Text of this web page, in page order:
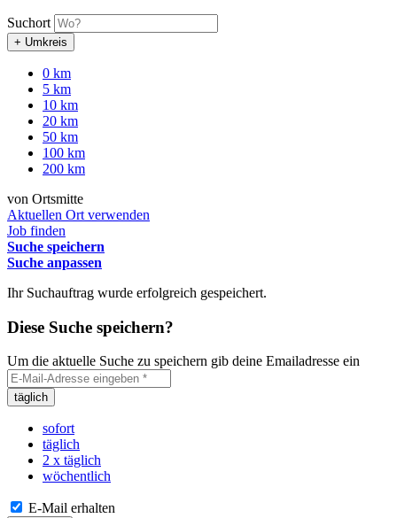
Suchort
+ Umkreis
0 km
5 km
10 km
20 km
50 km
100 km
200 km
von Ortsmitte
Aktuellen Ort verwenden
Job finden
Suche speichern
Suche anpassen
Ihr Suchauftrag wurde erfolgreich gespeichert.
Diese Suche speichern?
Um die aktuelle Suche zu speichern gib deine Emailadresse ein
täglich
sofort
täglich
2 x täglich
wöchentlich
E-Mail erhalten